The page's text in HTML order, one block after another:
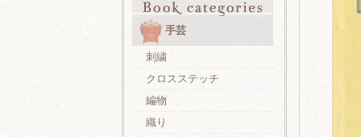
手芸
刺繍
クロスステッチ
編物
織り